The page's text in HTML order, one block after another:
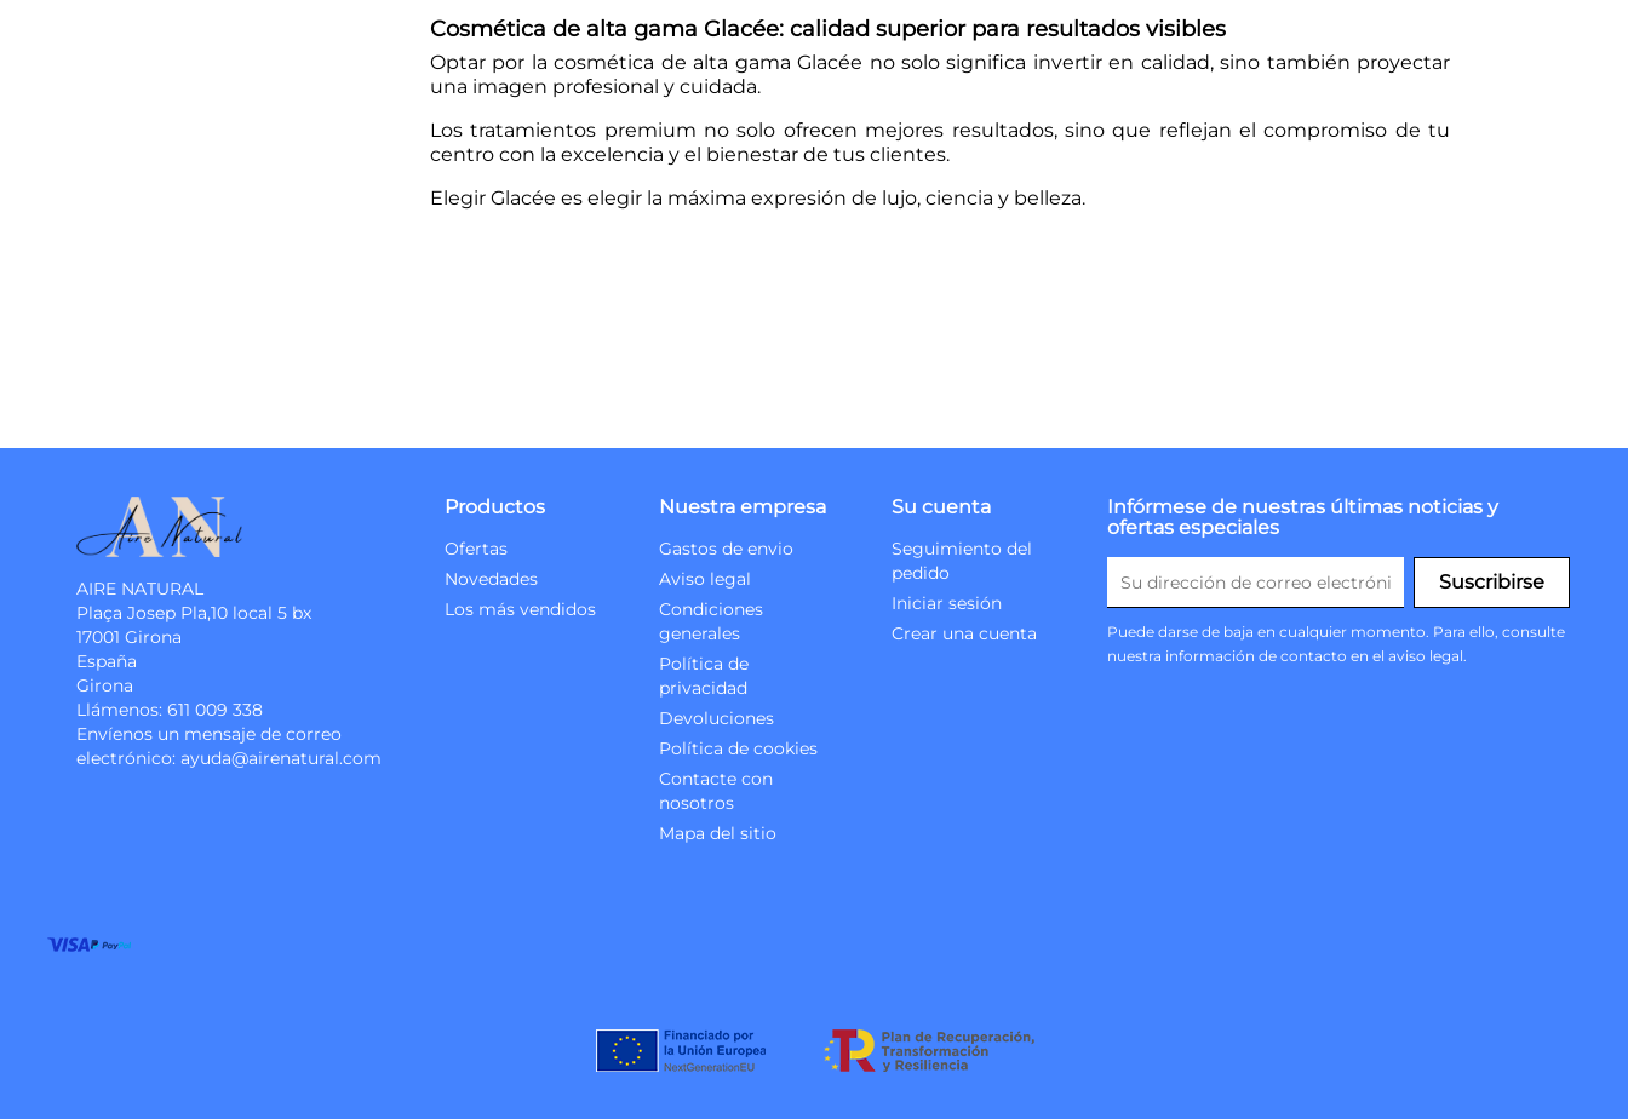
Cosmética de alta gama Glacée: calidad superior para resultados visibles
Optar por la cosmética de alta gama Glacée no solo significa invertir en calidad, sino también proyectar
una imagen profesional y cuidada.
Los tratamientos premium no solo ofrecen mejores resultados, sino que reflejan el compromiso de tu
centro con la excelencia y el bienestar de tus clientes.
Elegir Glacée es elegir la máxima expresión de lujo, ciencia y belleza.
AIRE NATURAL
Plaça Josep Pla,10 local 5 bx
17001 Girona
España
Girona
Llámenos: 611 009 338
Envíenos un mensaje de correo
electrónico: ayuda@airenatural.com
Productos
Ofertas
Novedades
Los más vendidos
Nuestra empresa
Gastos de envio
Aviso legal
Condiciones
generales
Política de
privacidad
Devoluciones
Política de cookies
Contacte con
nosotros
Mapa del sitio
Su cuenta
Seguimiento del
pedido
Iniciar sesión
Crear una cuenta
Infórmese de nuestras últimas noticias y
ofertas especiales
Puede darse de baja en cualquier momento. Para ello, consulte
nuestra información de contacto en el aviso legal.